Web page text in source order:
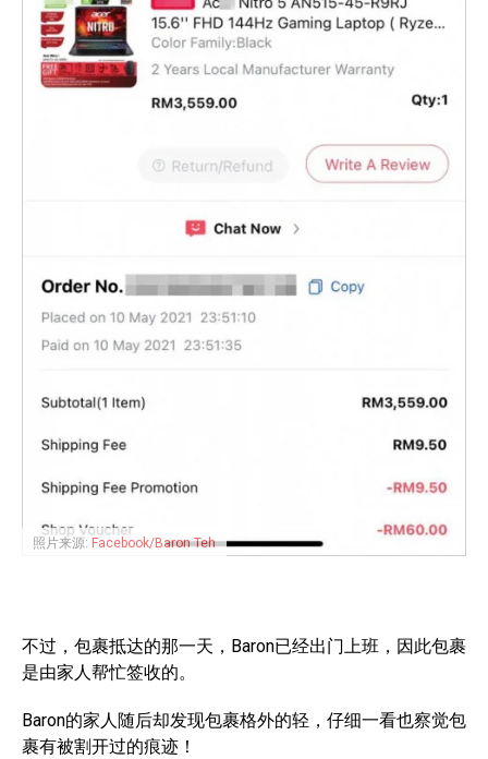
照片来源: Facebook/Baron Teh
不过，包裹抵达的那一天，Baron已经出门上班，因此包裹
是由家人帮忙签收的。
Baron的家人随后却发现包裹格外的轻，仔细一看也察觉包
裹有被割开过的痕迹！